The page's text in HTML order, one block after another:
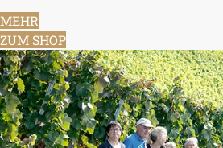
MEHR
ZUM SHOP